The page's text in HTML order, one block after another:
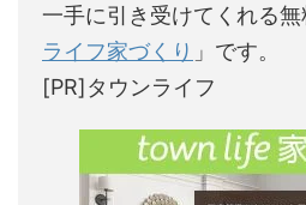
一手に引き受けてくれる無
ライフ家づくり 」です。
[PR]タウンライフ